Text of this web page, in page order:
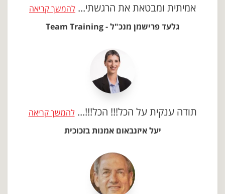
אמיתית ומבטאת את הרגשתי... להמשך קריאה
גלעד פרישמן מנכ"ל - Team Training
תודה ענקית על הכל!!! הכל!!!...להמשך קריאה
יעל איזנבאום אמנות בזכוכית